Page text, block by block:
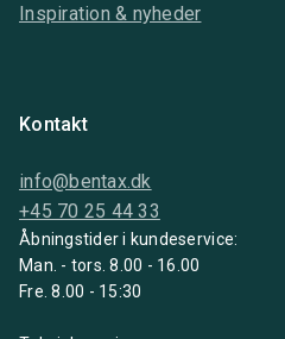
Inspiration & nyheder
Kontakt
info@bentax.dk
+45 70 25 44 33
Åbningstider i kundeservice:
Man. - tors. 8.00 - 16.00
Fre. 8.00 - 15:30